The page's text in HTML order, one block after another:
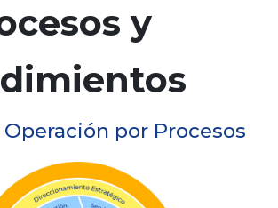
p
i
n
i
a
l
y
por Procesos